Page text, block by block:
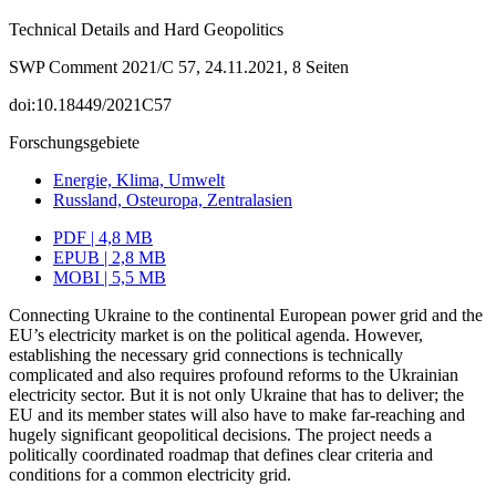
Technical Details and Hard Geopolitics
SWP Comment 2021/C 57, 24.11.2021, 8 Seiten
doi:10.18449/2021C57
Forschungsgebiete
Energie, Klima, Umwelt
Russland, Osteuropa, Zentralasien
PDF | 4,8 MB
EPUB | 2,8 MB
MOBI | 5,5 MB
Connecting Ukraine to the continental European power grid and the
EU’s electricity market is on the political agenda. However,
establishing the necessary grid connec­tions is technically
complicated and also requires profound reforms to the Ukrainian
electricity sector. But it is not only Ukraine that has to deliver; the
EU and its member states will also have to make far-reaching and
hugely significant geopolitical decisions. The project needs a
politically coordinated roadmap that defines clear criteria and
conditions for a common electricity grid.